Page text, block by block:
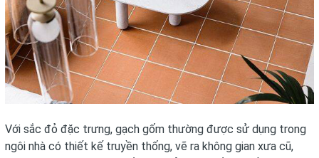
Với sắc đỏ đặc trưng, gạch gốm thường được sử dụng trong
ngôi nhà có thiết kế truyền thống, vẽ ra không gian xưa cũ,